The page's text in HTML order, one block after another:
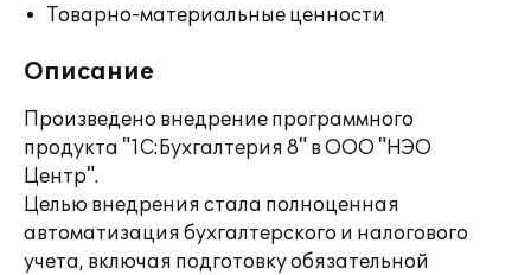
Товарно-материальные ценности
Описание
Произведено внедрение программного
продукта "1С:Бухгалтерия 8" в ООО "НЭО
Центр".
Целью внедрения стала полноценная
автоматизация бухгалтерского и налогового
учета, включая подготовку обязательной